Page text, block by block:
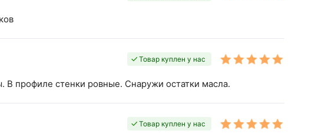
Товар куплен у нас
В профиле стенки ровные. Снаружи остатки масла.
Товар куплен у нас